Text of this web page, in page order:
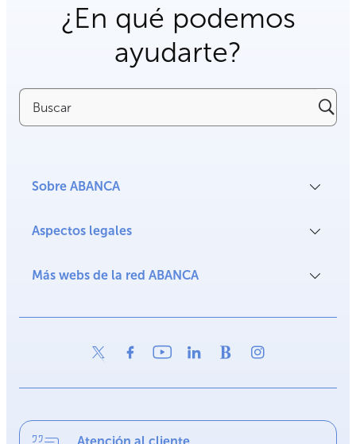
¿En qué podemos
ayudarte?
Buscar
Sobre ABANCA
Aspectos legales
Más webs de la red ABANCA